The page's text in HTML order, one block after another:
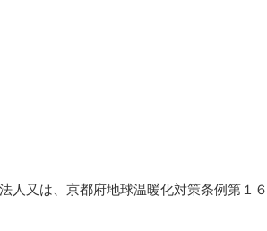
人又は、京都府地球温暖化対策条例第１